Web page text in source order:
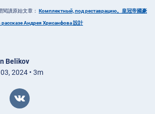
讀原始文章： Комплектный, под реставрацию。皇冠帝國豪
Андрея Хрисанфова 設計
Belikov
2024 • 3m